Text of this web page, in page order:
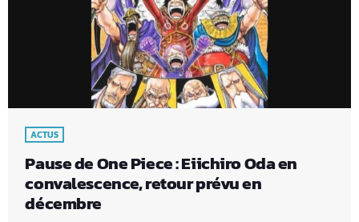
ACTUS
Pause de One Piece : Eiichiro Oda en
convalescence, retour prévu en
décembre